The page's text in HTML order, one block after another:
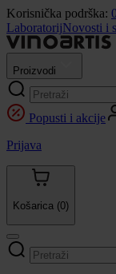
Korisnička podrška:
LaboratorijNovosti i
Proizvodi
Popusti i akcije
Prijava
Košarica (0)